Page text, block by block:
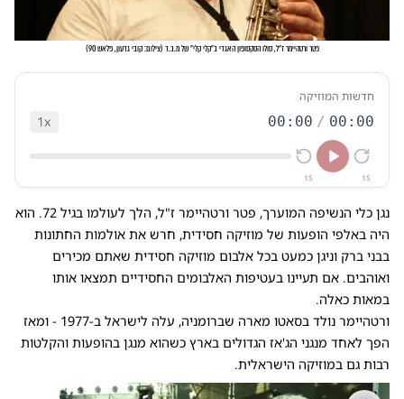
פטר ורטהיימר ז"ל, סולו הסקסופון האגדי ב"קלי קלי" של מ.ב.ד (צילום: קובי גדעון, פלאש 90 )
חדשות המוזיקה
00:00 / 00:00
1x
15
15
נגן כלי הנשיפה המוערך, פטר ורטהיימר ז"ל, הלך לעולמו בגיל 72. הוא
היה באלפי הופעות של מוזיקה חסידית, חרש את אולמות החתונות
בבני ברק וניגן כמעט בכל אלבום מוזיקה חסידית שאתם מכירים
ואוהבים. אם תעיינו בעטיפות האלבומים החסידיים תמצאו אותו
במאות כאלה.
ורטהיימר נולד בסאטו מארה שברומניה, עלה לישראל ב-1977 - ומאז
הפך לאחד מנגני הג'אז הגדולים בארץ כשהוא מנגן בהופעות והקלטות
רבות גם במוזיקה הישראלית.